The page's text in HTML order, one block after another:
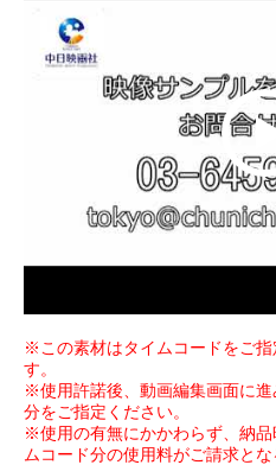
※この素材はタイムコードをご
す。
※使用許諾後、動画編集画面に
分をご指定ください。
※使用の有無にかかわらず、納
ムコード分の使用料がご請求とな